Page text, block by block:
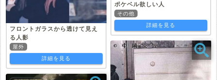
フロントガラスから透けて見え
る人影
屋外
詳細を見る
ポケベル欲しい人
その他
詳細を見る